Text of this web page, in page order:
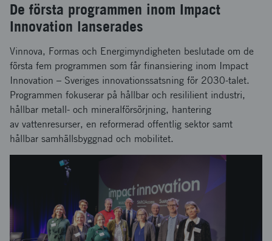
De första programmen inom Impact
Innovation lanserades
Vinnova, Formas och Energimyndigheten beslutade om de
första fem programmen som får finansiering inom Impact
Innovation – Sveriges innovationssatsning för 2030-talet.
Programmen fokuserar på hållbar och resililient industri,
hållbar metall- och mineralförsörjning, hantering
av vattenresurser, en reformerad offentlig sektor samt
hållbar samhällsbyggnad och mobilitet.